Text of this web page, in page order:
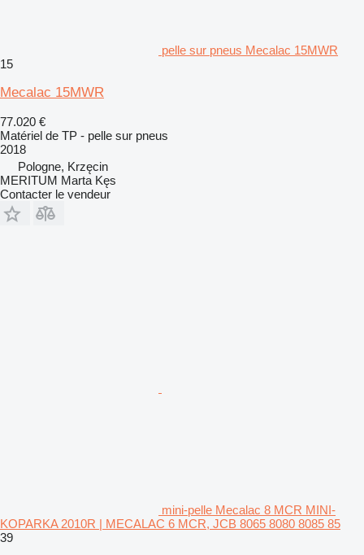
pelle sur pneus Mecalac 15MWR
15
Mecalac 15MWR
77.020 €
Matériel de TP - pelle sur pneus
2018
Pologne, Krzęcin
MERITUM Marta Kęs
Contacter le vendeur
mini-pelle Mecalac 8 MCR MINI-
KOPARKA 2010R | MECALAC 6 MCR, JCB 8065 8080 8085 85
39